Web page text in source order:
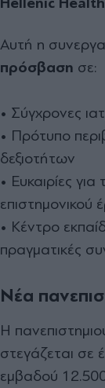
Αυτή η
πρόσβαση σε:
• Σύγχρονες
• Πρότυπο
δεξιοτήτων
• Ευκαιρίες
επιστημονικού
• Κέντρο
πραγματικές
Νέα
Η
στεγάζεται σε
εμβαδού